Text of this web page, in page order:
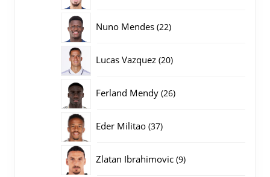
Nuno Mendes 2222
Lucas Vazquez 2020
Ferland Mendy 2626
Eder Militao 3737
Zlatan Ibrahimovic 99